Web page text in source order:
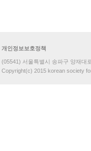
개인정보보호정책
(05541) 서울특별시 송파구 양재대
Copyright(c) 2015 korean society